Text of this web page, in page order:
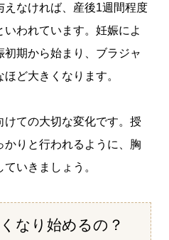
なければ、産後1週間程度
われています。妊娠によ
期から始まり、ブラジャ
ど大きくなります。
けての大切な変化です。授
りと行われるように、胸
いきましょう。
なり始めるの？